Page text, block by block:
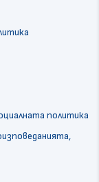
политика